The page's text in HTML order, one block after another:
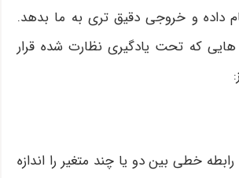
داده و خروجی دقیق تری به ما بدهد.
هایی که تحت یادگیری نظارت شده قرار
رابطه خطی بین دو یا چند متغیر را اندازه